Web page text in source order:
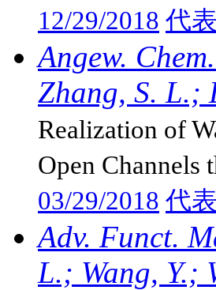
12/29/2018 代
Angew.
Zhang, S. L.;
Realization of
Open Channels
03/29/2018 代
Adv. Funct.
L.; Wang, Y.;